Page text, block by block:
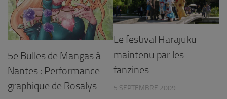
5e Bulles de Mangas à
Nantes : Performance
graphique de Rosalys
Le festival Harajuku
maintenu par les
fanzines
5 SEPTEMBRE 2009